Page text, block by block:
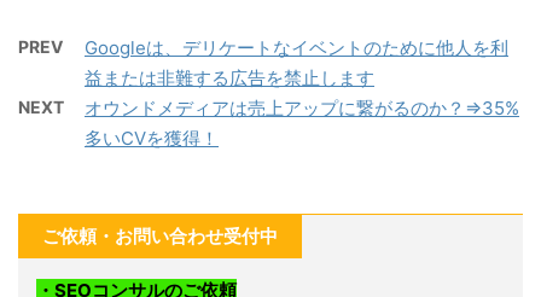
PREV
Googleは、デリケートなイベントのために他人を利
益または非難する広告を禁止します
NEXT
オウンドメディアは売上アップに繋がるのか？⇒35%
多いCVを獲得！
ご依頼・お問い合わせ受付中
・SEOコンサルのご依頼